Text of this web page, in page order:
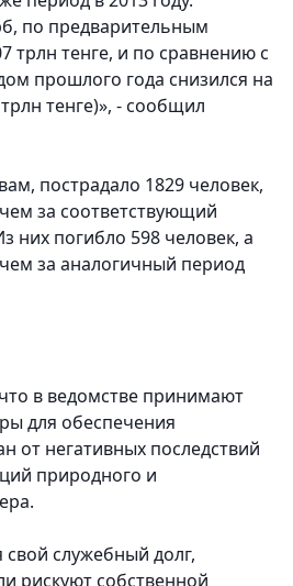
по предварительным
трлн тенге, и по сравнению с
прошлого года снизился на
тенге)», - сообщил
пострадало 1829 человек,
за соответствующий
них погибло 598 человек, а
за аналогичный период
в ведомстве принимают
для обеспечения
от негативных последствий
природного и
служебный долг,
рискуют собственной